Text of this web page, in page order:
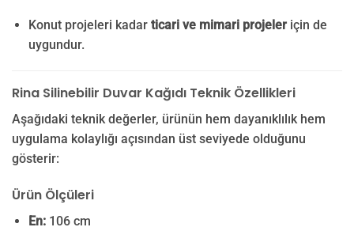
Konut projeleri kadar ticari ve mimari projeleriçin de
uygundur.
Rina Silinebilir Duvar Kağıdı Teknik Özellikleri
Aşağıdaki teknik değerler, ürünün hem dayanıklılık hem
uygulama kolaylığı açısından üst seviyede olduğunu
gösterir:
Ürün Ölçüleri
En:106 cm